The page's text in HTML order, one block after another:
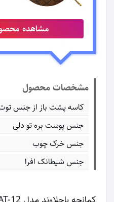
مشاهده
مشخصات محصول
کاسه پشت باز از جنس توت
جنس پوست بره تو دلی
جنس خرک چوب
جنس شیطانک افرا